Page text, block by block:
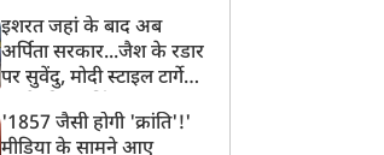
बनाया मोहरा?
इशरत जहां के बाद अब
अर्पिता सरकार...जैश के रडार
पर सुवेंदु, मोदी स्टाइल टार्गेट
बड़ा एक्शन!
'1857 जैसी होगी 'क्रांति'!'
मीडिया के सामने आए